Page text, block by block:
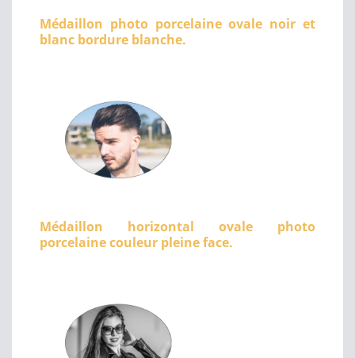
Médaillon photo porcelaine ovale noir et
blanc bordure blanche.
Médaillon horizontal ovale photo
porcelaine couleur pleine face.